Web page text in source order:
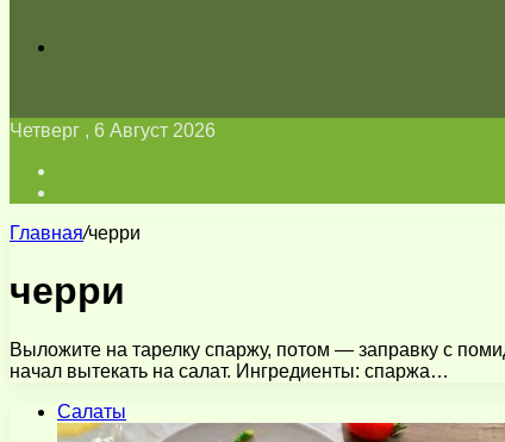
Четверг , 6 Август 2026
Главная/черри
черри
Выложите на тарелку спаржу, потом — заправку с
начал вытекать на салат. Ингредиенты: спаржа…
Салаты